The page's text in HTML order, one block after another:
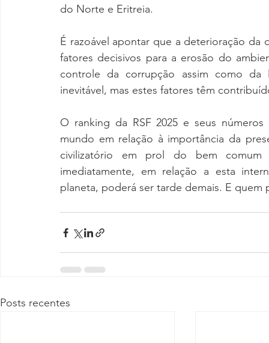
do Norte e Eritreia.
É razoável apontar que a deterioração da
fatores decisivos para a erosão do
controle da corrupção assim como
inevitável, mas estes fatores têm
O ranking da RSF 2025 e seus
mundo em relação à importância da
civilizatório em prol do bem
imediatamente, em relação a esta
planeta, poderá ser tarde demais. E
Posts recentes